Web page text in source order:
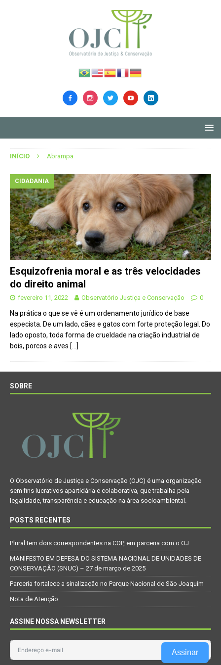
INÍCIO Abrampa
CIDADANIA
Esquizofrenia moral e as três velocidades
do direito animal
fevereiro 11, 2022 Observatório Justiça e Conservação 0
Na prática o que se vê é um ordenamento jurídico de base
especista. De um lado, cães e gatos com forte proteção legal. Do
lado oposto, toda forma de crueldade na criação industrial de
bois, porcos e aves […]
SOBRE
O Observatório de Justiça e Conservação (OJC) é uma organização
sem fins lucrativos apartidária e colaborativa, que trabalha pela
legalidade, transparência e educação na área socioambiental.
POSTS RECENTES
Plural tem dois correspondentes na COP, em parceria com o OJ
MANIFESTO EM DEFESA DO SISTEMA NACIONAL DE UNIDADES DE
CONSERVAÇÃO (SNUC) – 27 de março de 2025
Parceria fortalece a sinalização no Parque Nacional de São Joaquim
Nota de Atenção
ASSINE NOSSA NEWSLETTER
Assinar